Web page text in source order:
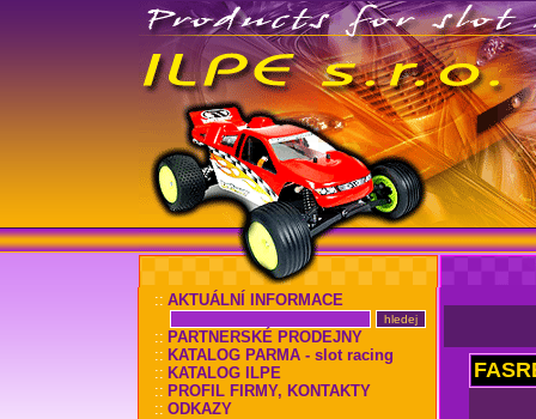
:: AKTUÁLNÍ INFORMACE
:: PARTNERSKÉ PRODEJNY
:: KATALOG PARMA - slot racing
:: KATALOG ILPE
:: PROFIL FIRMY, KONTAKTY
:: ODKAZY